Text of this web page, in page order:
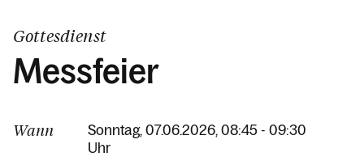
Kalender
Kontakt
Gottesdienst
Messfeier
Wann
Sonntag, 07.06.2026, 08:45 - 09:30
Uhr